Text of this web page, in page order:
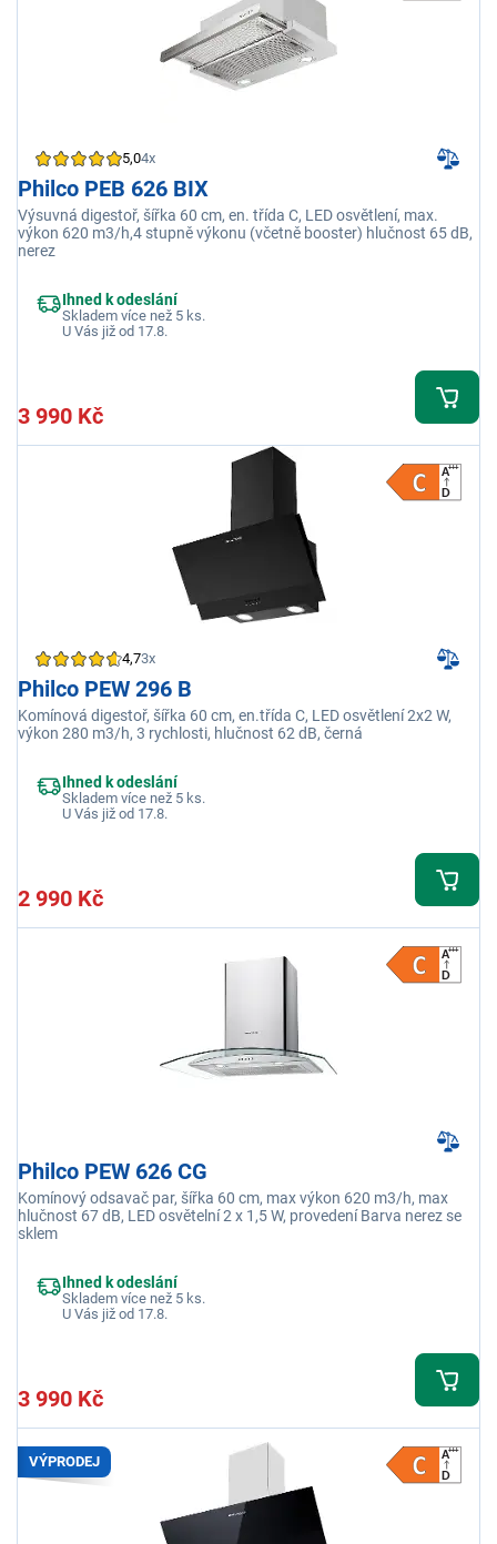
5,04x
Philco PEB 626 BIX
Výsuvná digestoř, šířka 60 cm, en. třída C, LED osvětlení, max.
výkon 620 m3/h,4 stupně výkonu (včetně booster) hlučnost 65 dB,
nerez
Ihned k odeslání
Skladem více než 5 ks.
U Vás již od 17.8.
3 990 Kč
4,73x
Philco PEW 296 B
Komínová digestoř, šířka 60 cm, en.třída C, LED osvětlení 2x2 W,
výkon 280 m3/h, 3 rychlosti, hlučnost 62 dB, černá
Ihned k odeslání
Skladem více než 5 ks.
U Vás již od 17.8.
2 990 Kč
Philco PEW 626 CG
Komínový odsavač par, šířka 60 cm, max výkon 620 m3/h, max
hlučnost 67 dB, LED osvětelní 2 x 1,5 W, provedení Barva nerez se
sklem
Ihned k odeslání
Skladem více než 5 ks.
U Vás již od 17.8.
3 990 Kč
VÝPRODEJ